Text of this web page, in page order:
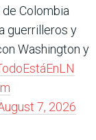
Colombia
guerrilleros y
Washington y
7, 2026